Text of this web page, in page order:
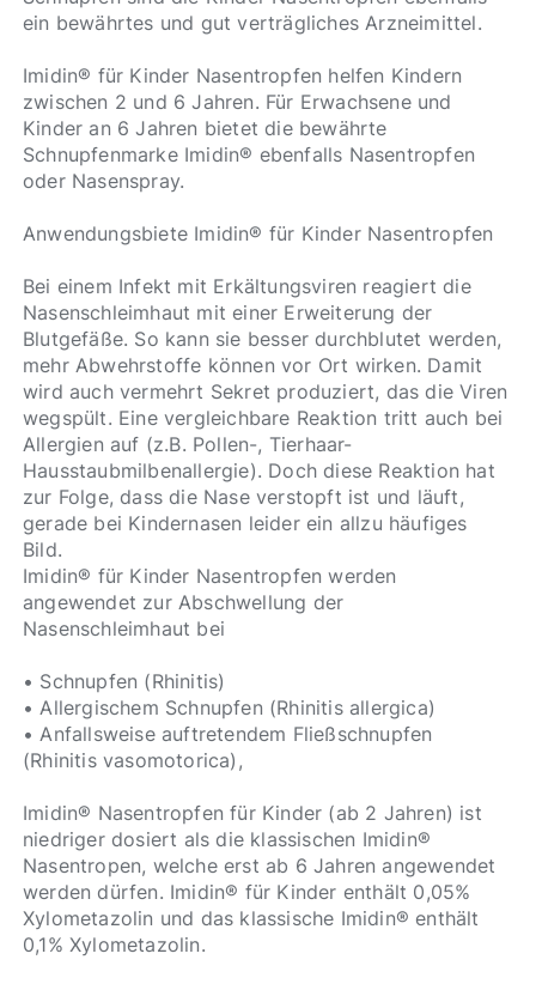
ein bewährtes und gut verträgliches Arzneimittel.
Imidin® für Kinder Nasentropfen helfen Kindern
zwischen 2 und 6 Jahren. Für Erwachsene und
Kinder an 6 Jahren bietet die bewährte
Schnupfenmarke Imidin® ebenfalls Nasentropfen
oder Nasenspray.
Anwendungsbiete Imidin® für Kinder Nasentropfen
Bei einem Infekt mit Erkältungsviren reagiert die
Nasenschleimhaut mit einer Erweiterung der
Blutgefäße. So kann sie besser durchblutet werden,
mehr Abwehrstoffe können vor Ort wirken. Damit
wird auch vermehrt Sekret produziert, das die Viren
wegspült. Eine vergleichbare Reaktion tritt auch bei
Allergien auf (z.B. Pollen-, Tierhaar-
Hausstaubmilbenallergie). Doch diese Reaktion hat
zur Folge, dass die Nase verstopft ist und läuft,
gerade bei Kindernasen leider ein allzu häufiges
Bild.
Imidin® für Kinder Nasentropfen werden
angewendet zur Abschwellung der
Nasenschleimhaut bei
• Schnupfen (Rhinitis)
• Allergischem Schnupfen (Rhinitis allergica)
• Anfallsweise auftretendem Fließschnupfen
(Rhinitis vasomotorica),
Imidin® Nasentropfen für Kinder (ab 2 Jahren) ist
niedriger dosiert als die klassischen Imidin®
Nasentropen, welche erst ab 6 Jahren angewendet
werden dürfen. Imidin® für Kinder enthält 0,05%
Xylometazolin und das klassische Imidin® enthält
0,1% Xylometazolin.